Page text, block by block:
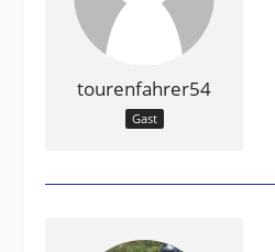
tourenfahrer54
Gast